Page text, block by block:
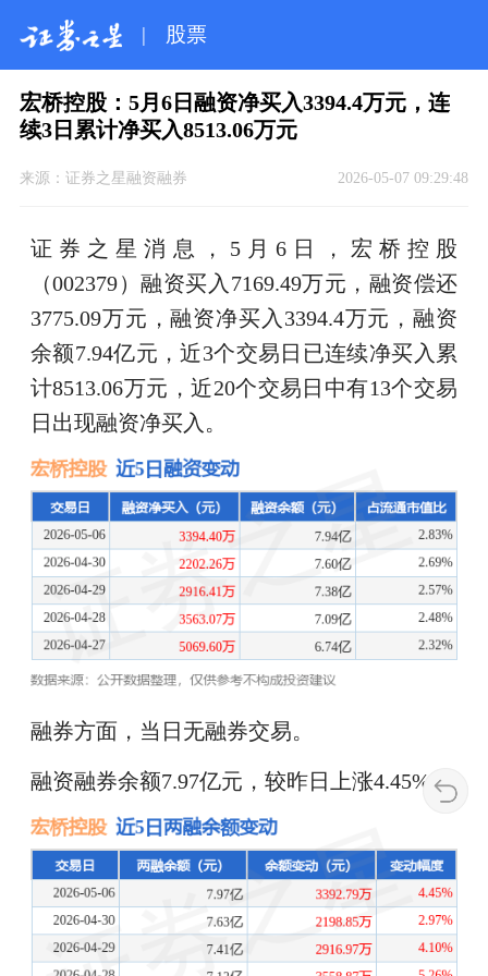
| 股票
宏桥控股：5月6日融资净买入3394.4万元，连
续3日累计净买入8513.06万元
来源： 证券之星融资融券 2026-05-07 09:29:48
证券之星消息，5月6日，宏桥控股
（002379）融资买入7169.49万元，融资偿还
3775.09万元，融资净买入3394.4万元，融资
余额7.94亿元，近3个交易日已连续净买入累
计8513.06万元，近20个交易日中有13个交易
日出现融资净买入。
融券方面，当日无融券交易。
融资融券余额7.97亿元，较昨日上涨4.45%。